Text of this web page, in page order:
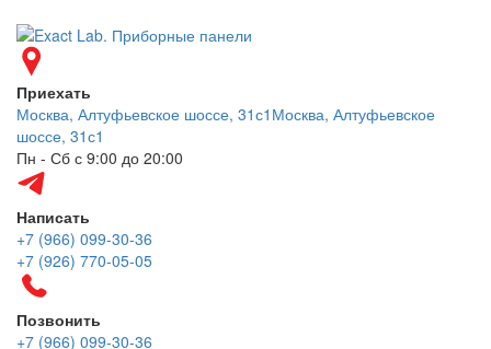
Приехать
Москва, Алтуфьевское шоссе, 31с1 Москва, Алтуфьевское
шоссе, 31с1
Пн - Сб с 9:00 до 20:00
Написать
+7 (966) 099-30-36
+7 (926) 770-05-05
Позвонить
+7 (966) 099-30-36